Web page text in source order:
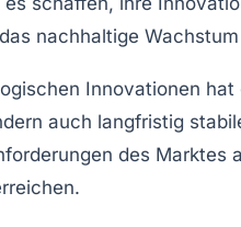
nachhaltige Wachstum
Innovationen hat
auch langfristig
des